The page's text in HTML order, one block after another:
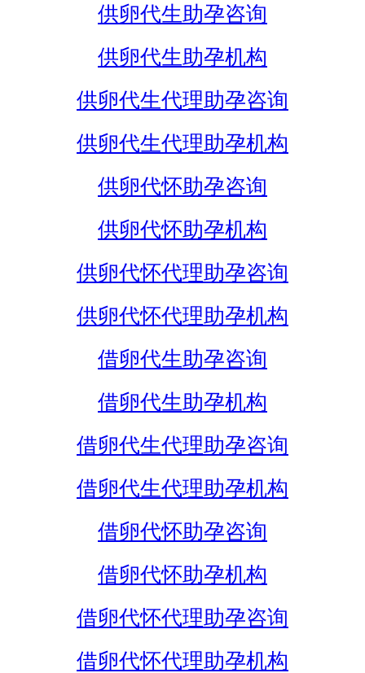
供卵代生助孕咨询
供卵代生助孕机构
供卵代生代理助孕咨询
供卵代生代理助孕机构
供卵代怀助孕咨询
供卵代怀助孕机构
供卵代怀代理助孕咨询
供卵代怀代理助孕机构
借卵代生助孕咨询
借卵代生助孕机构
借卵代生代理助孕咨询
借卵代生代理助孕机构
借卵代怀助孕咨询
借卵代怀助孕机构
借卵代怀代理助孕咨询
借卵代怀代理助孕机构